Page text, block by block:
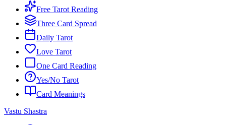
Free Tarot Reading
Three Card Spread
Daily Tarot
Love Tarot
One Card Reading
Yes/No Tarot
Card Meanings
Vastu Shastra